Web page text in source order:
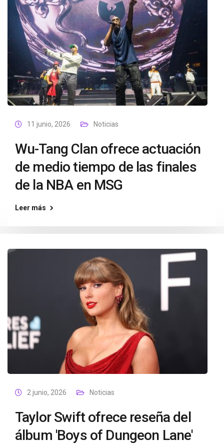
11 junio, 2026 Noticias
Wu-Tang Clan ofrece actuación
de medio tiempo de las finales
de la NBA en MSG
Leer más
2 junio, 2026 Noticias
Taylor Swift ofrece reseña del
álbum 'Boys of Dungeon Lane'